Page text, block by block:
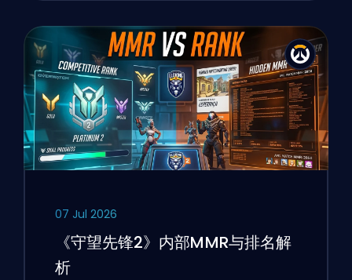
07 Jul 2026
《守望先锋2》内部MMR与排名解
析